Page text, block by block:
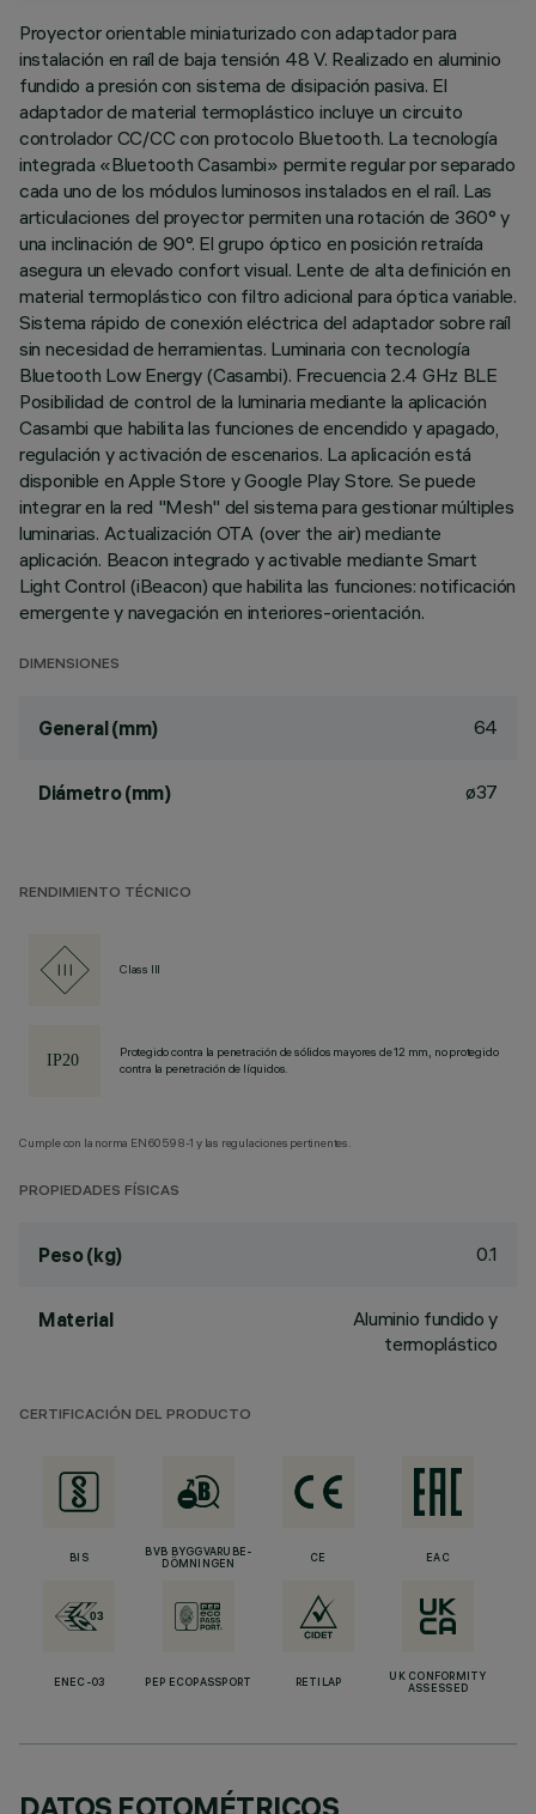
Proyector orientable miniaturizado con adaptador para
instalación en raíl de baja tensión 48 V. Realizado en aluminio
fundido a presión con sistema de disipación pasiva. El
adaptador de material termoplástico incluye un circuito
controlador CC/CC con protocolo Bluetooth. La tecnología
integrada «Bluetooth Casambi» permite regular por separado
cada uno de los módulos luminosos instalados en el raíl. Las
articulaciones del proyector permiten una rotación de 360° y
una inclinación de 90°. El grupo óptico en posición retraída
asegura un elevado confort visual. Lente de alta definición en
material termoplástico con filtro adicional para óptica variable.
Sistema rápido de conexión eléctrica del adaptador sobre raíl
sin necesidad de herramientas. Luminaria con tecnología
Bluetooth Low Energy (Casambi). Frecuencia 2.4 GHz BLE
Posibilidad de control de la luminaria mediante la aplicación
Casambi que habilita las funciones de encendido y apagado,
regulación y activación de escenarios. La aplicación está
disponible en Apple Store y Google Play Store. Se puede
integrar en la red "Mesh" del sistema para gestionar múltiples
luminarias. Actualización OTA (over the air) mediante
aplicación. Beacon integrado y activable mediante Smart
Light Control (iBeacon) que habilita las funciones: notificación
emergente y navegación en interiores-orientación.
DIMENSIONES
General (mm) 64
Diámetro (mm) ø37
RENDIMIENTO TÉCNICO
Class III
Protegido contra la penetración de sólidos mayores de 12 mm, no protegido
contra la penetración de líquidos.
Cumple con la norma EN60598-1 y las regulaciones pertinentes.
PROPIEDADES FÍSICAS
Peso (kg) 0.1
Material
Aluminio fundido y
termoplástico
CERTIFICACIÓN DEL PRODUCTO
BIS
BVB BYGGVARUBE-
DÖMNINGEN
CE EAC
ENEC-03 PEP ECOPASSPORT RETILAP
UK CONFORMITY
ASSESSED
DATOS FOTOMÉTRICOS